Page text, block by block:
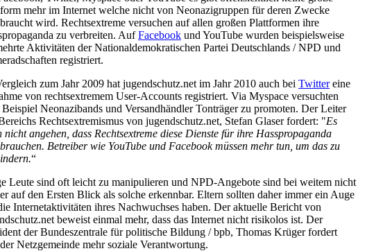
mehr im Internet welche nicht von Neonazigruppen für deren Zwecke
wird. Rechtsextreme versuchen auf allen großen Plattformen ihre
zu verbreiten. AufFacebook und YouTube wurden beispielsweise
Aktivitäten der Nationaldemokratischen Partei Deutschlands / NPD und
registriert.
zum Jahr 2009 hat jugendschutz.net im Jahr 2010 auch bei Twittereine
von rechtsextremem User-Accounts registriert. Via Myspace versuchten
Neonazibands und Versandhändler Tonträger zu promoten. Der Leiter
Rechtsextremismus von jugendschutz.net, Stefan Glaser fordert: "Es
nicht angehen, dass Rechtsextreme diese Dienste für ihre Hasspropaganda
Betreiber wie YouTube und Facebook müssen mehr tun, um das zu
“
Leute sind oft leicht zu manipulieren und NPD-Angebote sind bei weitem nicht
auf den Ersten Blick als solche erkennbar. Eltern sollten daher immer ein Auge
Internetaktivitäten ihres Nachwuchses haben. Der aktuelle Bericht von
beweist einmal mehr, dass das Internet nicht risikolos ist. Der
der Bundeszentrale für politische Bildung / bpb, Thomas Krüger fordert
Netzgemeinde mehr soziale Verantwortung.